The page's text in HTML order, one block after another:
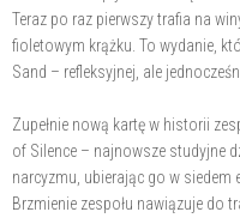
Teraz po raz pierwszy trafia na
fioletowym krążku. To wydanie,
Sand – refleksyjnej, ale
Zupełnie nową kartę w historii
of Silence – najnowsze studyjne
narcyzmu, ubierając go w siedem
Brzmienie zespołu nawiązuje do